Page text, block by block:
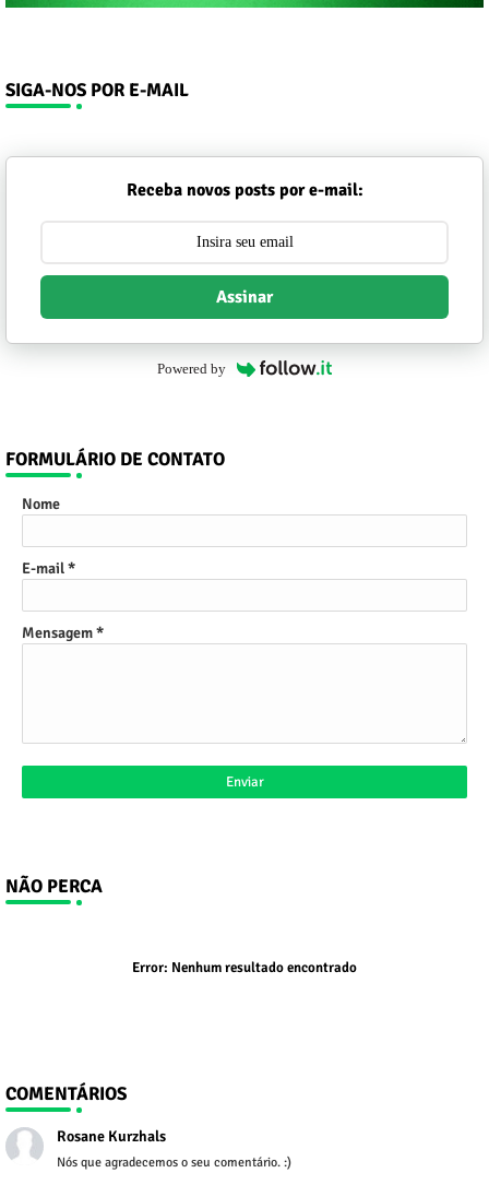
SIGA-NOS POR E-MAIL
Receba novos posts por e-mail:
Assinar
Powered by
FORMULÁRIO DE CONTATO
Nome
E-mail*
Mensagem*
NÃO PERCA
Error: Nenhum resultado encontrado
COMENTÁRIOS
Rosane Kurzhals
Nós que agradecemos o seu comentário. :)